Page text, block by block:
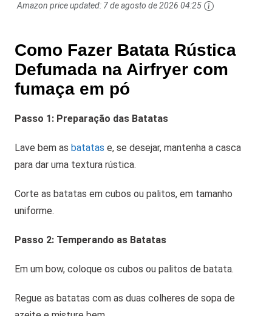
Amazon price updated: 7 de agosto de 2026 04:25
Como Fazer Batata Rústica
Defumada na Airfryer com
fumaça em pó
Passo 1: Preparação das Batatas
Lave bem as batatas e, se desejar, mantenha a casca
para dar uma textura rústica.
Corte as batatas em cubos ou palitos, em tamanho
uniforme.
Passo 2: Temperando as Batatas
Em um bow, coloque os cubos ou palitos de batata.
Regue as batatas com as duas colheres de sopa de